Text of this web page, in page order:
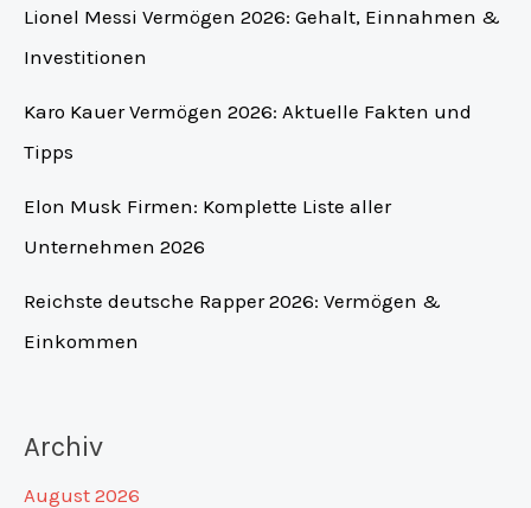
Lionel Messi Vermögen 2026: Gehalt, Einnahmen &
Investitionen
Karo Kauer Vermögen 2026: Aktuelle Fakten und
Tipps
Elon Musk Firmen: Komplette Liste aller
Unternehmen 2026
Reichste deutsche Rapper 2026: Vermögen &
Einkommen
Archiv
August 2026